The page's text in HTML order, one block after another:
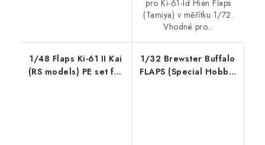
pro Ki-61-Id Hien Flaps
(Tamiya) v měřítku 1/72.
Vhodné pro...
1/48 Flaps Ki-61 II Kai
(RS models) PE set for
1/32 Brewster Buffalo
FLAPS (Special Hobby)